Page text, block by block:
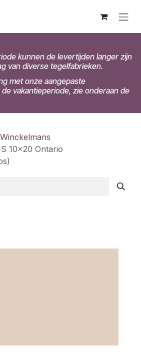
kunnen de levertijden langer zijn
van diverse tegelfabrieken.
met onze aangepaste
vakantieperiode, zie onderaan de
Winckelmans
10x20 Ontario